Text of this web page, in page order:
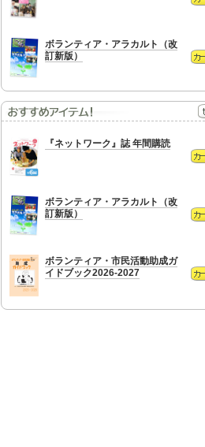
ボランティア・アラカルト（改
訂新版）
『ネットワーク』誌 年間購読
ボランティア・アラカルト（改
訂新版）
ボランティア・市民活動助成ガ
イドブック2026-2027